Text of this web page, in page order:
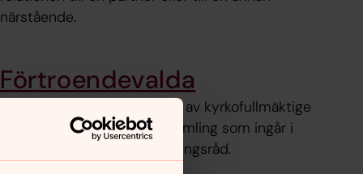
närstående.
Förtroendevalda
Svenska kyrkan i Lund styrs av kyrkofullmäktige
och kyrkoråd. För varje församling som ingår i
pastoratet finns ett församlingsråd.